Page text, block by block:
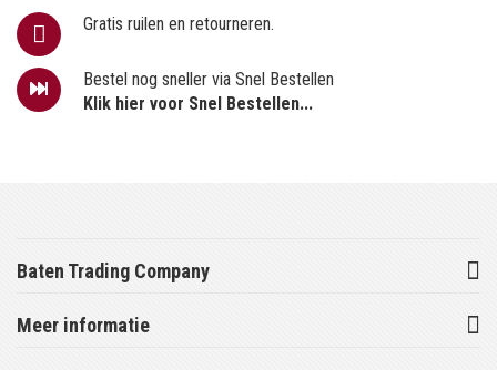
Gratis ruilen en retourneren.
Bestel nog sneller via Snel Bestellen
Klik hier voor Snel Bestellen...
Baten Trading Company
Meer informatie